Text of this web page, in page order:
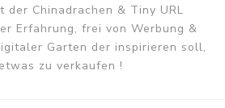
der Chinadrachen & Tiny URL
Erfahrung, frei von Werbung &
Garten der inspirieren soll,
zu verkaufen !